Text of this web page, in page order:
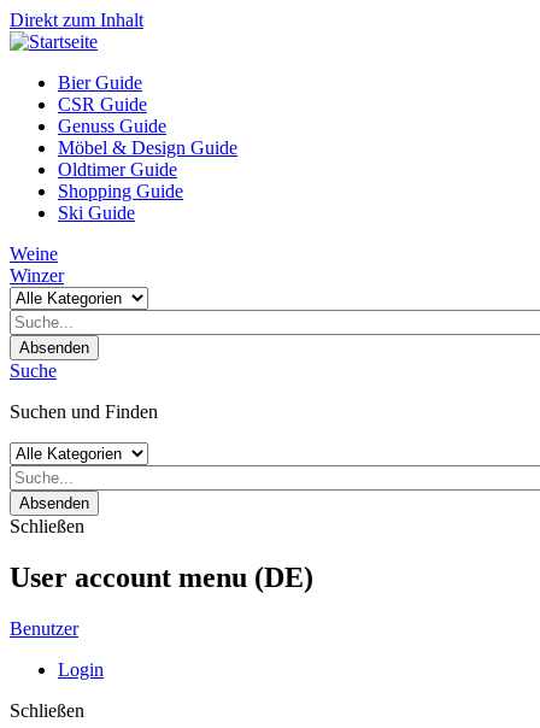
Direkt zum Inhalt
Bier Guide
CSR Guide
Genuss Guide
Möbel & Design Guide
Oldtimer Guide
Shopping Guide
Ski Guide
Weine
Winzer
Absenden
Suche
Suchen und Finden
Absenden
Schließen
User account menu (DE)
Benutzer
Login
Schließen